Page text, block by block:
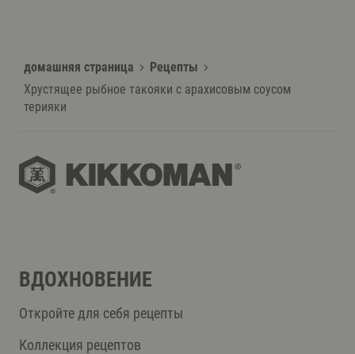
домашняя страница
Рецепты
Хрустящее рыбное такояки с арахисовым соусом
терияки
ВДОХНОВЕНИЕ
Откройте для себя рецепты
Коллекция рецептов